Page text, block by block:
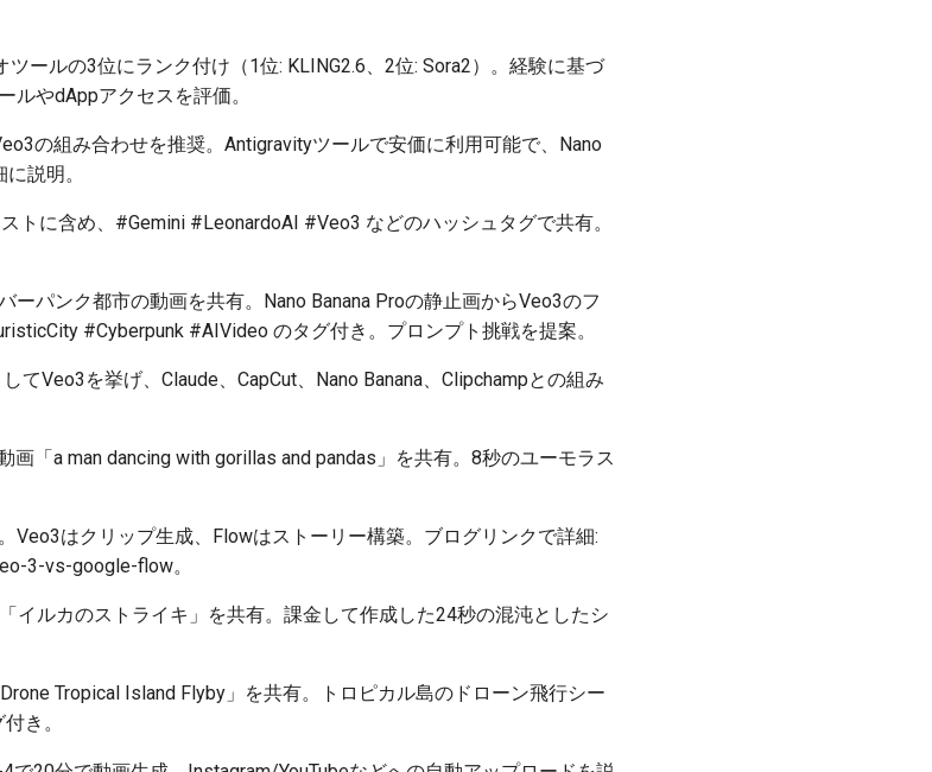
ツールの3位にランク付け（1位: KLING2.6、2位: Sora2）。経験に基づ
ルやdAppアクセスを評価。
の組み合わせを推奨。Antigravityツールで安価に利用可能で、Nano
説明。
トに含め、#Gemini #LeonardoAI #Veo3 などのハッシュタグで共有。
ーパンク都市の動画を共有。Nano Banana Proの静止画からVeo3のフ
#Cyberpunk #AIVideo のタグ付き。プロンプト挑戦を提案。
てVeo3を挙げ、Claude、CapCut、Nano Banana、Clipchampとの組み
画「a man dancing with gorillas and pandas」を共有。8秒のユーモラス
Veo3はクリップ生成、Flowはストーリー構築。ブログリンクで詳細:
3-vs-google-flow。
イルカのストライキ」を共有。課金して作成した24秒の混沌としたシ
Tropical Island Flyby」を共有。トロピカル島のドローン飛行シー
き。